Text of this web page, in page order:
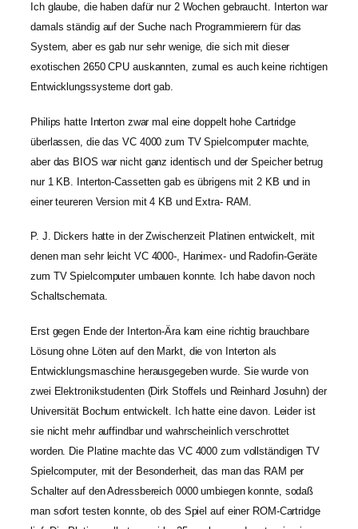
Ich glaube, die haben dafür nur 2 Wochen gebraucht. Interton war
damals ständig auf der Suche nach Programmierern für das
System, aber es gab nur sehr wenige, die sich mit dieser
exotischen 2650 CPU auskannten, zumal es auch keine richtigen
Entwicklungssysteme dort gab.
Philips hatte Interton zwar mal eine doppelt hohe Cartridge
überlassen, die das VC 4000 zum TV Spielcomputer machte,
aber das BIOS war nicht ganz identisch und der Speicher betrug
nur 1 KB. Interton-Cassetten gab es übrigens mit 2 KB und in
einer teureren Version mit 4 KB und Extra- RAM.
P. J. Dickers hatte in der Zwischenzeit Platinen entwickelt, mit
denen man sehr leicht VC 4000-, Hanimex- und Radofin-Geräte
zum TV Spielcomputer umbauen konnte. Ich habe davon noch
Schaltschemata.
Erst gegen Ende der Interton-Ära kam eine richtig brauchbare
Lösung ohne Löten auf den Markt, die von Interton als
Entwicklungsmaschine herausgegeben wurde. Sie wurde von
zwei Elektronikstudenten (Dirk Stoffels und Reinhard Josuhn) der
Universität Bochum entwickelt. Ich hatte eine davon. Leider ist
sie nicht mehr auffindbar und wahrscheinlich verschrottet
worden. Die Platine machte das VC 4000 zum vollständigen TV
Spielcomputer, mit der Besonderheit, das man das RAM per
Schalter auf den Adressbereich 0000 umbiegen konnte, sodaß
man sofort testen konnte, ob des Spiel auf einer ROM-Cartridge